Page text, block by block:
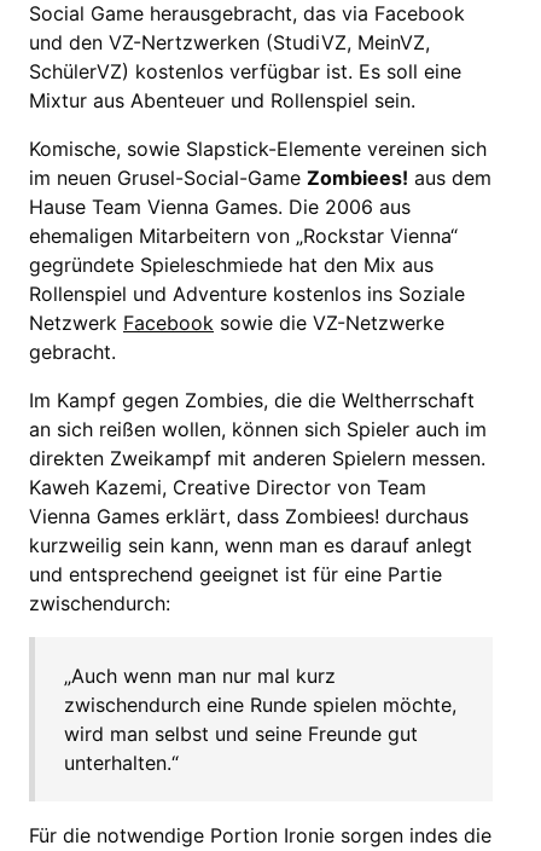
Social Game herausgebracht, das via Facebook
und den VZ-Nertzwerken (StudiVZ, MeinVZ,
SchülerVZ) kostenlos verfügbar ist. Es soll eine
Mixtur aus Abenteuer und Rollenspiel sein.
Komische, sowie Slapstick-Elemente vereinen sich
im neuen Grusel-Social-Game Zombiees! aus dem
Hause Team Vienna Games. Die 2006 aus
ehemaligen Mitarbeitern von „Rockstar Vienna“
gegründete Spieleschmiede hat den Mix aus
Rollenspiel und Adventure kostenlos ins Soziale
Netzwerk Facebook sowie die VZ-Netzwerke
gebracht.
Im Kampf gegen Zombies, die die Weltherrschaft
an sich reißen wollen, können sich Spieler auch im
direkten Zweikampf mit anderen Spielern messen.
Kaweh Kazemi, Creative Director von Team
Vienna Games erklärt, dass Zombiees! durchaus
kurzweilig sein kann, wenn man es darauf anlegt
und entsprechend geeignet ist für eine Partie
zwischendurch:
„Auch wenn man nur mal kurz
zwischendurch eine Runde spielen möchte,
wird man selbst und seine Freunde gut
unterhalten.“
Für die notwendige Portion Ironie sorgen indes die